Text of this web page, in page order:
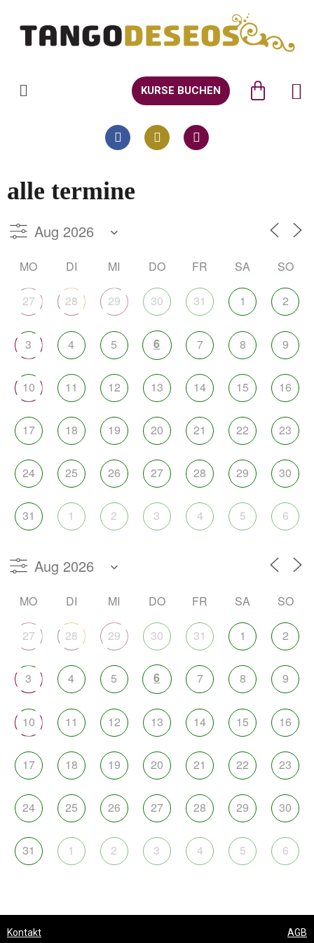
KURSE BUCHEN
alle termine
MO DI MI DO FR SA SO
27 28 29 30 31 1 2
3 4 5 6 7 8 9
10 11 12 13 14 15 16
17 18 19 20 21 22 23
24 25 26 27 28 29 30
31 1 2 3 4 5 6
MO DI MI DO FR SA SO
27 28 29 30 31 1 2
3 4 5 6 7 8 9
10 11 12 13 14 15 16
17 18 19 20 21 22 23
24 25 26 27 28 29 30
31 1 2 3 4 5 6
Kontakt AGB